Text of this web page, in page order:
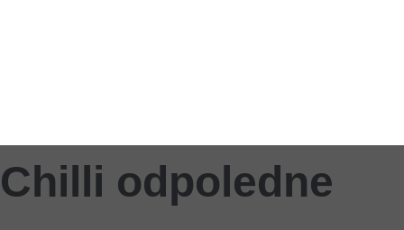
Chilli odpoledne